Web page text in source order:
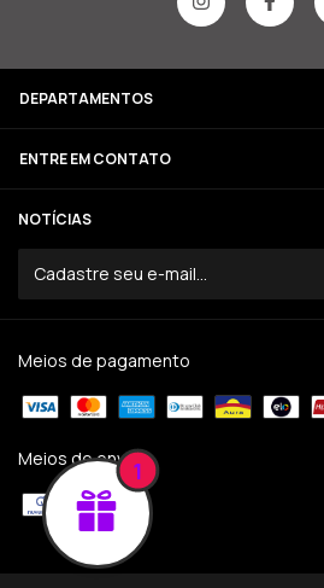
DEPARTAMENTOS
ENTRE EM CONTATO
NOTÍCIAS
Meios de pagamento
Meios de envio1